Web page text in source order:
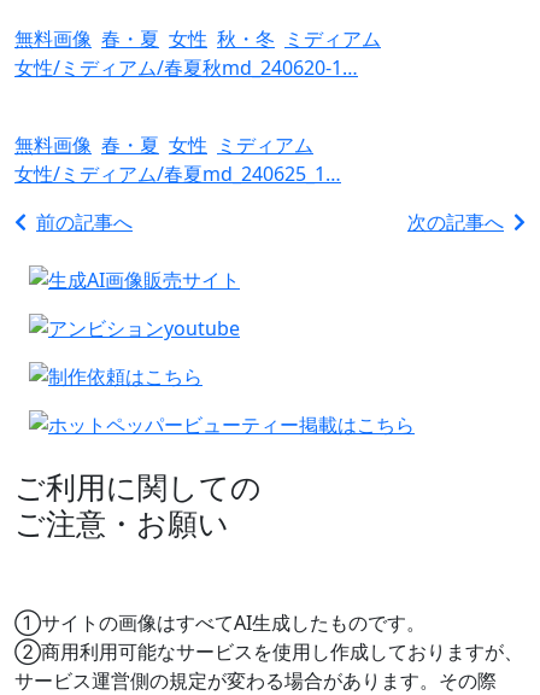
無料画像 春・夏 女性 秋・冬 ミディアム
女性/ミディアム/春夏秋md_240620-1…
無料画像 春・夏 女性 ミディアム
女性/ミディアム/春夏md_240625_1…
前の記事へ
次の記事へ
ご利用に関しての
ご注意・お願い
①サイトの画像はすべてAI生成したものです。
②商用利用可能なサービスを使用し作成しておりますが、
サービス運営側の規定が変わる場合があります。その際